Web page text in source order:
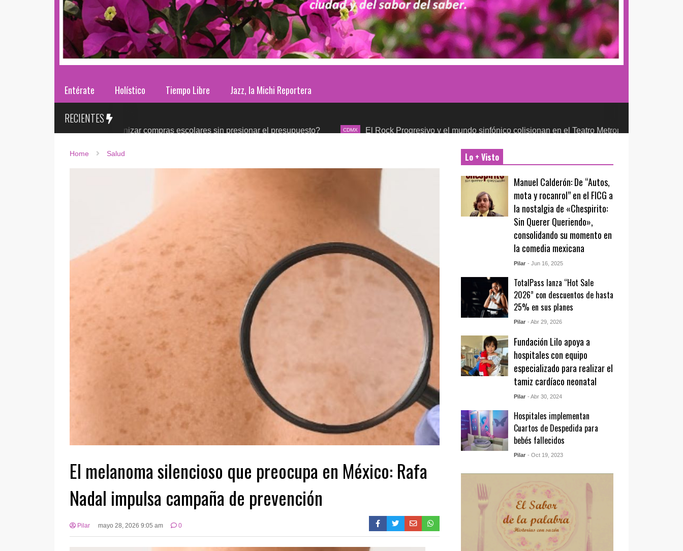
Entérate Holístico Tiempo Libre Jazz, la Michi Reportera
RECIENTES
2026: ¿cómo organizar compras escolares sin presionar el presupuesto? CDMX El Rock Progresivo y el mundo sinfónico colisionan en el Teatro Metropólitan CULTURA Y
Home Salud
El melanoma silencioso que preocupa en México: Rafa
Nadal impulsa campaña de prevención
Pilar mayo 28, 2026 9:05 am 0
Lo + Visto
Manuel Calderón: De “Autos,
mota y rocanrol” en el FICG a
la nostalgia de «Chespirito:
Sin Querer Queriendo»,
consolidando su momento en
la comedia mexicana
Pilar - Jun 16, 2025
TotalPass lanza “Hot Sale
2026” con descuentos de hasta
25% en sus planes
Pilar - Abr 29, 2026
Fundación Lilo apoya a
hospitales con equipo
especializado para realizar el
tamiz cardíaco neonatal
Pilar - Abr 30, 2024
Hospitales implementan
Cuartos de Despedida para
bebés fallecidos
Pilar - Oct 19, 2023